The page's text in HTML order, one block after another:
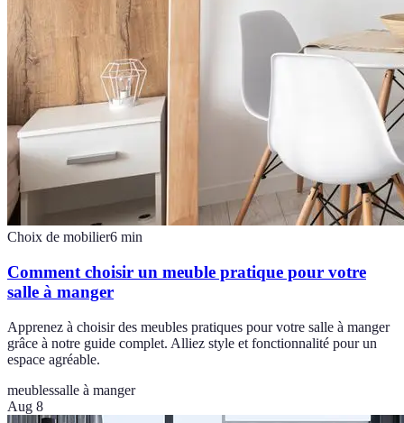
Choix de mobilier6 min
Comment choisir un meuble pratique pour votre
salle à manger
Apprenez à choisir des meubles pratiques pour votre salle à manger
grâce à notre guide complet. Alliez style et fonctionnalité pour un
espace agréable.
meublessalle à manger
Aug 8